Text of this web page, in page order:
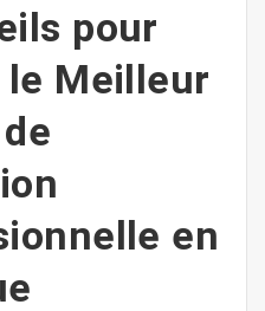
pour
le Meilleur
en